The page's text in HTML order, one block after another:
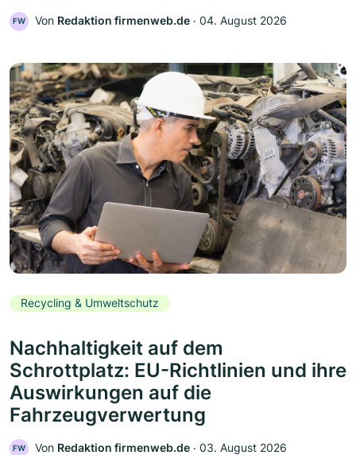
FW Von Redaktion firmenweb.de ‧ 04. August 2026
Recycling & Umweltschutz
Nachhaltigkeit auf dem
Schrottplatz: EU-Richtlinien und ihre
Auswirkungen auf die
Fahrzeugverwertung
FW Von Redaktion firmenweb.de ‧ 03. August 2026